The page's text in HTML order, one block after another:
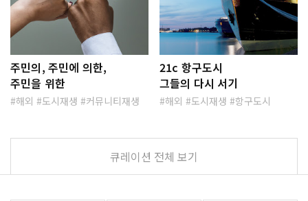
주민의, 주민에 의한,
주민을 위한
해외 도시재생 커뮤니티재생
21c 항구도시
그들의 다시 서기
해외 도시재생 항구도시
큐레이션 전체 보기